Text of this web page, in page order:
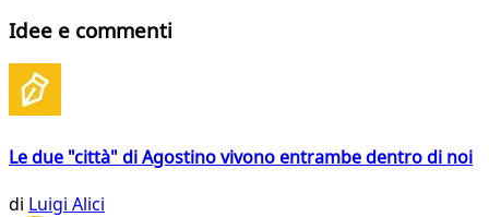
Idee e commenti
Le due "città" di Agostino vivono entrambe dentro di noi
di Luigi Alici